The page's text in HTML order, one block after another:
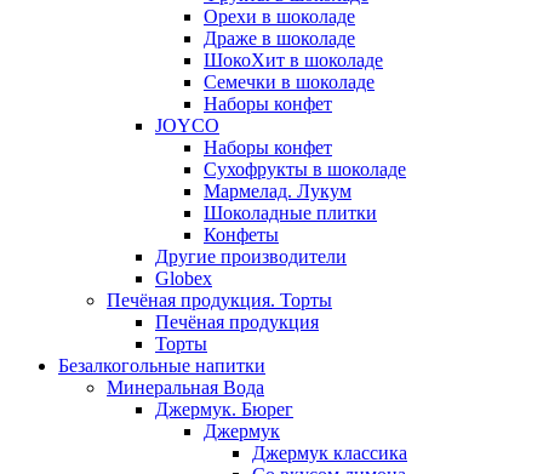
Орехи в шоколаде
Драже в шоколаде
ШокоХит в шоколаде
Семечки в шоколаде
Наборы конфет
JOYCO
Наборы конфет
Сухофрукты в шоколаде
Мармелад. Лукум
Шоколадные плитки
Конфеты
Другие производители
Globex
Печёная продукция. Торты
Печёная продукция
Торты
Безалкогольные напитки
Минеральная Вода
Джермук. Бюрег
Джермук
Джермук классика